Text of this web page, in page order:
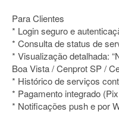
Para Clientes
* Login seguro e
* Consulta de status de
* Visualização detalhada:
Boa Vista / Cenprot SP /
* Histórico de serviços
* Pagamento integrado
* Notificações push e por